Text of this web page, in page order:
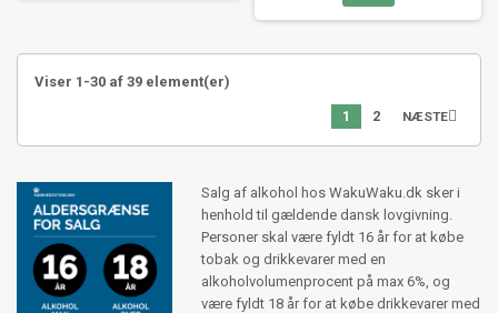
Viser 1-30 af 39 element(er)
1 2 NÆSTE
Salg af alkohol hos WakuWaku.dk sker i
henhold til gældende dansk lovgivning.
Personer skal være fyldt 16 år for at købe
tobak og drikkevarer med en
alkoholvolumenprocent på max 6%, og
være fyldt 18 år for at købe drikkevarer med